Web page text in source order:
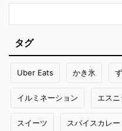
タグ
Uber Eats かき氷
イルミネーション エス
スイーツ スパイスカレー